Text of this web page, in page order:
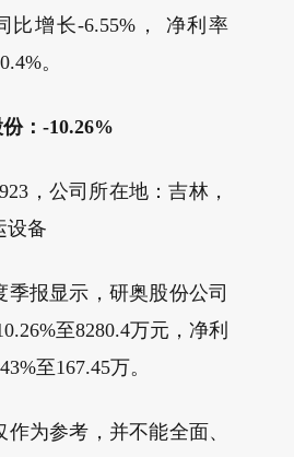
比增长-6.55%， 净利率
。
：-10.26%
，公司所在地：吉林，
设备
季报显示，研奥股份公司
至8280.4万元，净利
至167.45万。
为参考，并不能全面、